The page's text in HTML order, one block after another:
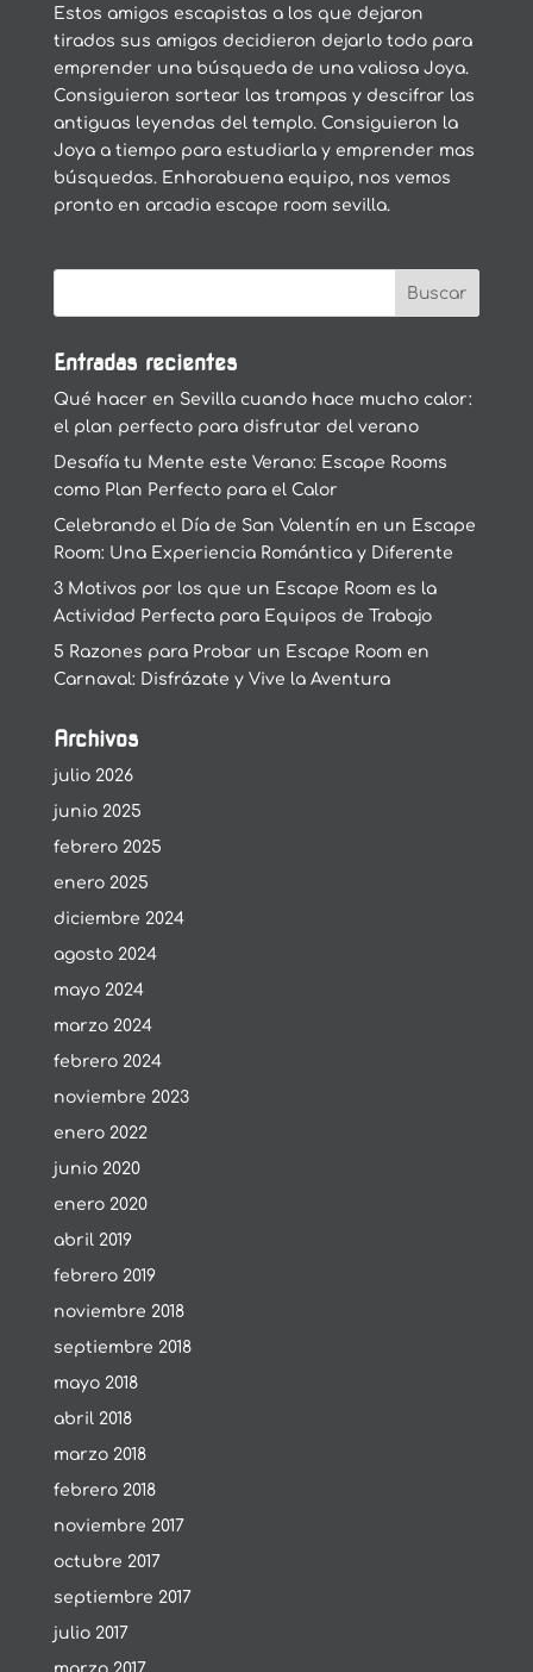
Estos amigos escapistas a los que dejaron
tirados sus amigos decidieron dejarlo todo para
emprender una búsqueda de una valiosa Joya.
Consiguieron sortear las trampas y descifrar las
antiguas leyendas del templo. Consiguieron la
Joya a tiempo para estudiarla y emprender mas
búsquedas. Enhorabuena equipo, nos vemos
pronto en arcadia escape room sevilla.
Entradas recientes
Qué hacer en Sevilla cuando hace mucho calor:
el plan perfecto para disfrutar del verano
Desafía tu Mente este Verano: Escape Rooms
como Plan Perfecto para el Calor
Celebrando el Día de San Valentín en un Escape
Room: Una Experiencia Romántica y Diferente
3 Motivos por los que un Escape Room es la
Actividad Perfecta para Equipos de Trabajo
5 Razones para Probar un Escape Room en
Carnaval: Disfrázate y Vive la Aventura
Archivos
julio 2026
junio 2025
febrero 2025
enero 2025
diciembre 2024
agosto 2024
mayo 2024
marzo 2024
febrero 2024
noviembre 2023
enero 2022
junio 2020
enero 2020
abril 2019
febrero 2019
noviembre 2018
septiembre 2018
mayo 2018
abril 2018
marzo 2018
febrero 2018
noviembre 2017
octubre 2017
septiembre 2017
julio 2017